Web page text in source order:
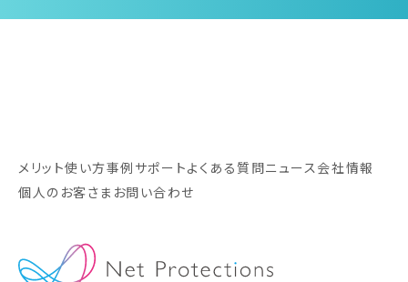
メリット使い方事例 サポートよくある質問ニュース会社情報
個人のお客さま お問い合わせ